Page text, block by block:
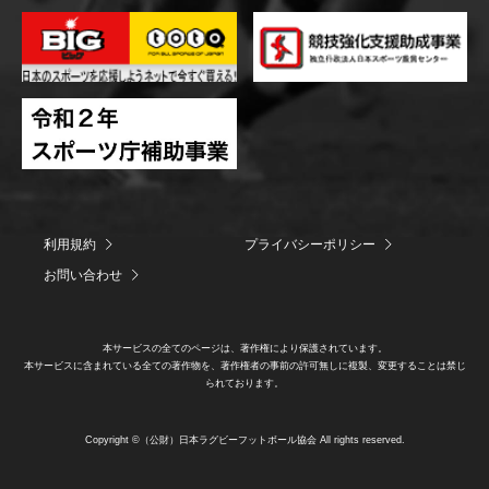
利用規約
プライバシーポリシー
お問い合わせ
本サービスの全てのページは、著作権により保護されています。
本サービスに含まれている全ての著作物を、著作権者の事前の許可無しに複製、変更することは禁じ
られております。
Copyright ©（公財）日本ラグビーフットボール協会 All rights reserved.